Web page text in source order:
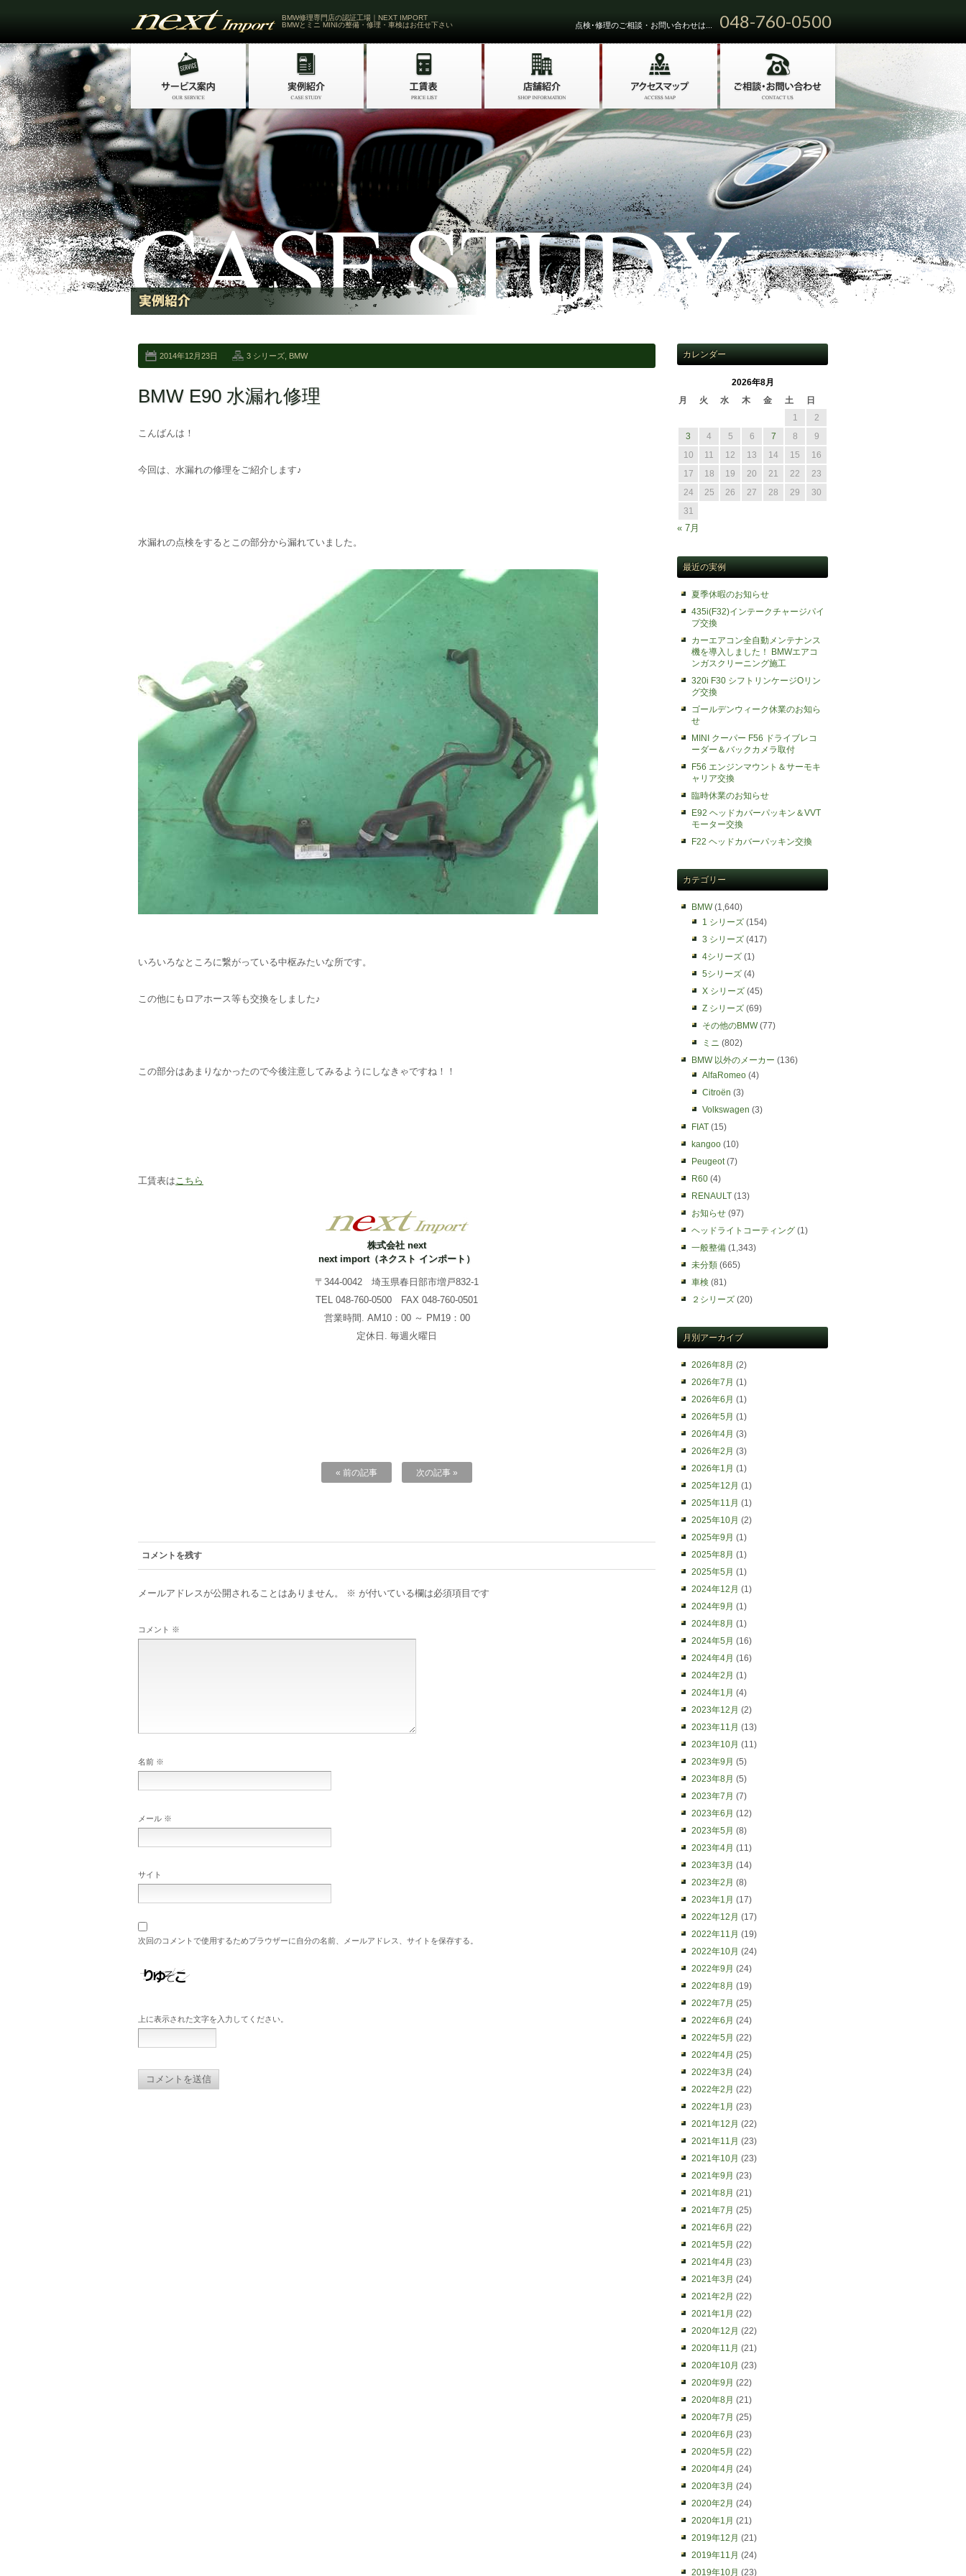
BMW修理専門店の認証工場｜NEXT IMPORT
BMWとミニ MINIの整備・修理・車検はお任せ下さい
点検･修理のご相談・お問い合わせは... 048-760-0500
2014年12月23日 3 シリーズ BMW
BMW E90 水漏れ修理
こんばんは！
今回は、水漏れの修理をご紹介します♪
水漏れの点検をするとこの部分から漏れていました。
いろいろなところに繋がっている中枢みたいな所です。
この他にもロアホース等も交換をしました♪
この部分はあまりなかったので今後注意してみるようにしなきゃですね！！
工賃表は こちら
株式会社 next
next import（ネクスト インポート）
〒344-0042 埼玉県春日部市増戸832-1
TEL 048-760-0500 FAX 048-760-0501
営業時間. AM10：00 ～ PM19：00
定休日. 毎週火曜日
« 前の記事 次の記事 »
コメントを残す
メールアドレスが公開されることはありません。 ※ が付いている欄は必須項目です
コメント ※
名前 ※
メール ※
サイト
次回のコメントで使用するためブラウザーに自分の名前、メールアドレス、サイトを保存する。
上に表示された文字を入力してください。
カレンダー
2026年8月
月
火 水 木 金 土
日
1
2
3
4 5 6 7 8
9
10
11 12 13 14 15
16
17
18 19 20 21 22
23
24
25 26 27 28 29
30
31
« 7月
最近の実例
夏季休暇のお知らせ
435i(F32)インテークチャージパイ
プ交換
カーエアコン全自動メンテナンス
機を導入しました！ BMWエアコ
ンガスクリーニング施工
320i F30 シフトリンケージOリン
グ交換
ゴールデンウィーク休業のお知ら
せ
MINI クーパー F56 ドライブレコ
ーダー＆バックカメラ取付
F56 エンジンマウント＆サーモキ
ャリア交換
臨時休業のお知らせ
E92 ヘッドカバーパッキン＆VVT
モーター交換
F22 ヘッドカバーパッキン交換
カテゴリー
BMW(1,640)
1 シリーズ (154)
3 シリーズ (417)
4シリーズ (1)
5シリーズ (4)
X シリーズ (45)
Z シリーズ (69)
その他のBMW(77)
ミニ (802)
BMW 以外のメーカー (136)
AlfaRomeo (4)
Citroën (3)
Volkswagen (3)
FIAT (15)
kangoo (10)
Peugeot(7)
R60 (4)
RENAULT (13)
お知らせ (97)
ヘッドライトコーティング (1)
一般整備 (1,343)
未分類 (665)
車検 (81)
２シリーズ (20)
月別アーカイブ
2026年8月 (2)
2026年7月 (1)
2026年6月 (1)
2026年5月 (1)
2026年4月 (3)
2026年2月 (3)
2026年1月 (1)
2025年12月 (1)
2025年11月 (1)
2025年10月 (2)
2025年9月 (1)
2025年8月 (1)
2025年5月 (1)
2024年12月 (1)
2024年9月 (1)
2024年8月 (1)
2024年5月 (16)
2024年4月 (16)
2024年2月 (1)
2024年1月 (4)
2023年12月 (2)
2023年11月 (13)
2023年10月 (11)
2023年9月 (5)
2023年8月 (5)
2023年7月 (7)
2023年6月 (12)
2023年5月 (8)
2023年4月 (11)
2023年3月 (14)
2023年2月 (8)
2023年1月 (17)
2022年12月 (17)
2022年11月 (19)
2022年10月 (24)
2022年9月 (24)
2022年8月 (19)
2022年7月 (25)
2022年6月 (24)
2022年5月 (22)
2022年4月 (25)
2022年3月 (24)
2022年2月 (22)
2022年1月 (23)
2021年12月 (22)
2021年11月 (23)
2021年10月 (23)
2021年9月 (23)
2021年8月 (21)
2021年7月 (25)
2021年6月 (22)
2021年5月 (22)
2021年4月 (23)
2021年3月 (24)
2021年2月 (22)
2021年1月 (22)
2020年12月 (22)
2020年11月 (21)
2020年10月 (23)
2020年9月 (22)
2020年8月 (21)
2020年7月 (25)
2020年6月 (23)
2020年5月 (22)
2020年4月 (24)
2020年3月 (24)
2020年2月 (24)
2020年1月 (21)
2019年12月 (21)
2019年11月 (24)
2019年10月 (23)